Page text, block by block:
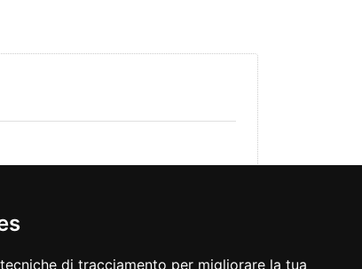
di tracciamento per migliorare la tua